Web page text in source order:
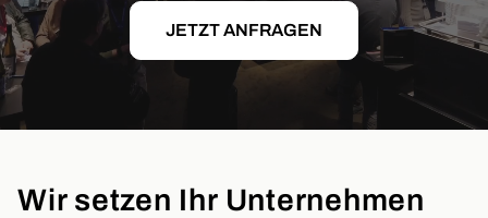
JETZT ANFRAGEN
Wir setzen Ihr Unternehmen